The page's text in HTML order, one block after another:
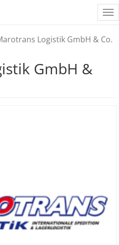
Logistik GmbH & Co.
GmbH &